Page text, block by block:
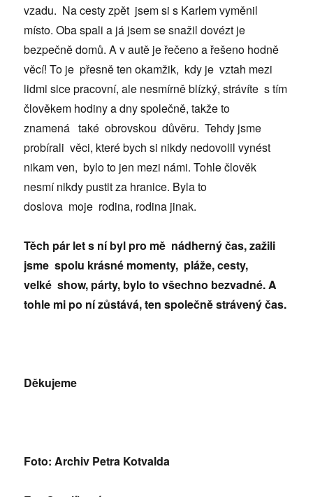
vzadu. Na cesty zpět jsem si s Karlem vyměnil
místo. Oba spali a já jsem se snažil dovézt je
bezpečně domů. A v autě je řečeno a řešeno hodně
věcí! To je přesně ten okamžik, kdy je vztah mezi
lidmi sice pracovní, ale nesmírně blízký, strávíte s tím
člověkem hodiny a dny společně, takže to
znamená také obrovskou důvěru. Tehdy jsme
probírali věci, které bych si nikdy nedovolil vynést
nikam ven, bylo to jen mezi námi. Tohle člověk
nesmí nikdy pustit za hranice. Byla to
doslova moje rodina, rodina jinak.
Těch pár let s ní byl pro mě nádherný čas, zažili
jsme spolu krásné momenty, pláže, cesty,
velké show, párty, bylo to všechno bezvadné. A
tohle mi po ní zůstává, ten společně strávený čas.
Děkujeme
Foto: Archiv Petra Kotvalda